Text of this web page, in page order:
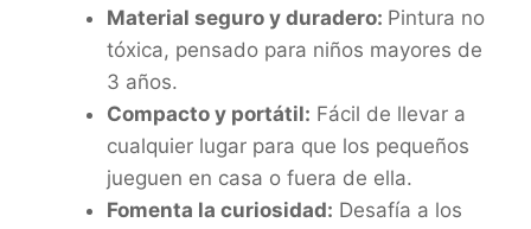
Material seguro y duradero: Pintura no
tóxica, pensado para niños mayores de
3 años.
Compacto y portátil: Fácil de llevar a
cualquier lugar para que los pequeños
jueguen en casa o fuera de ella.
Fomenta la curiosidad: Desafía a los